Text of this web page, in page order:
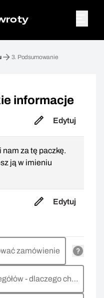
3. Podsumowanie
informacje
Edytuj
nam za tę paczkę.
ją w imieniu
Edytuj
zamówienie
Podaj nam więcej szczegółów - dlaczego chcesz zwrócić towar, co jest powodem?